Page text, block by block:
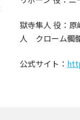
獄寺隼人 役：
人 クローム髑
公式サイト：